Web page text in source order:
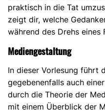
praktisch in die Tat
zeigt dir, welche
während des Drehs eines
Mediengestaltung
In dieser Vorlesung führt
gegebenenfalls auch
durch die Theorie der
mit einem Überblick der